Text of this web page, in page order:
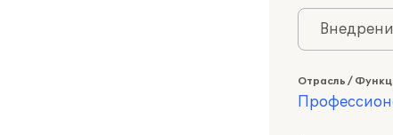
Отрасль /